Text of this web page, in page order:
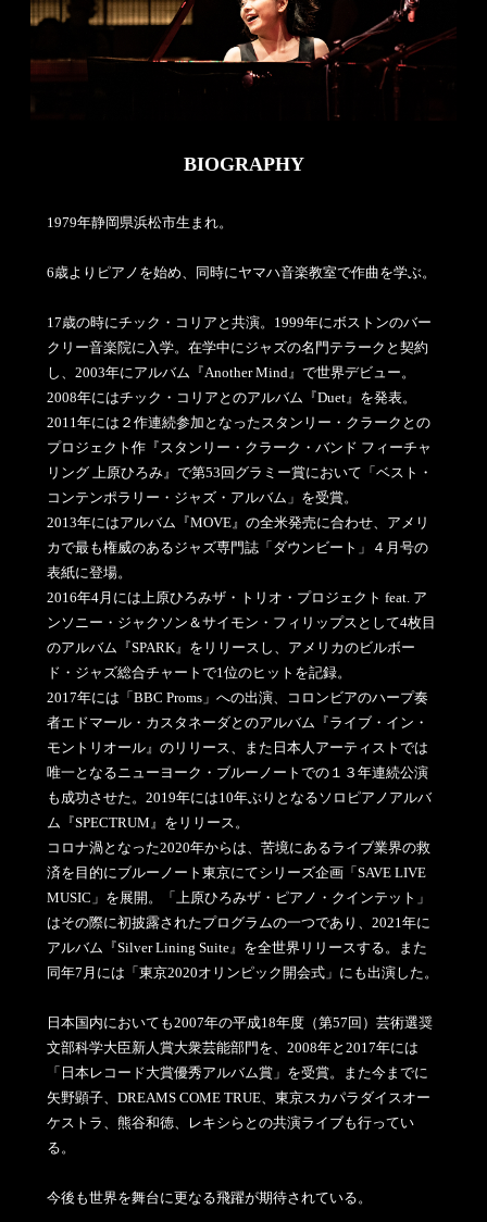
BIOGRAPHY
1979年静岡県浜松市生まれ。
6歳よりピアノを始め、同時にヤマハ音楽教室で作曲を学ぶ。
17歳の時にチック・コリアと共演。1999年にボストンのバー
クリー音楽院に入学。在学中にジャズの名門テラークと契約
し、2003年にアルバム『Another Mind』で世界デビュー。
2008年にはチック・コリアとのアルバム『Duet』を発表。
2011年には２作連続参加となったスタンリー・クラークとの
プロジェクト作『スタンリー・クラーク・バンド フィーチャ
リング 上原ひろみ』で第53回グラミー賞において「ベスト・
コンテンポラリー・ジャズ・アルバム」を受賞。
2013年にはアルバム『MOVE』の全米発売に合わせ、アメリ
カで最も権威のあるジャズ専門誌「ダウンビート」４月号の
表紙に登場。
2016年4月には上原ひろみザ・トリオ・プロジェクト feat. ア
ンソニー・ジャクソン＆サイモン・フィリップスとして4枚目
のアルバム『SPARK』をリリースし、アメリカのビルボー
ド・ジャズ総合チャートで1位のヒットを記録。
2017年には「BBC Proms」への出演、コロンビアのハープ奏
者エドマール・カスタネーダとのアルバム『ライブ・イン・
モントリオール』のリリース、また日本人アーティストでは
唯一となるニューヨーク・ブルーノートでの１３年連続公演
も成功させた。2019年には10年ぶりとなるソロピアノアルバ
ム『SPECTRUM』をリリース。
コロナ渦となった2020年からは、苦境にあるライブ業界の救
済を目的にブルーノート東京にてシリーズ企画「SAVE LIVE
MUSIC」を展開。「上原ひろみザ・ピアノ・クインテット」
はその際に初披露されたプログラムの一つであり、2021年に
アルバム『Silver Lining Suite』を全世界リリースする。また
同年7月には「東京2020オリンピック開会式」にも出演した。
日本国内においても2007年の平成18年度（第57回）芸術選奨
文部科学大臣新人賞大衆芸能部門を、2008年と2017年には
「日本レコード大賞優秀アルバム賞」を受賞。また今までに
矢野顕子、DREAMS COME TRUE、東京スカパラダイスオー
ケストラ、熊谷和徳、レキシらとの共演ライブも行ってい
る。
今後も世界を舞台に更なる飛躍が期待されている。